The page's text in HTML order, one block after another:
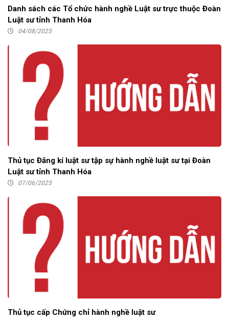
Danh sách các Tổ chức hành nghề Luật sư trực thuộc Đoàn
Luật sư tỉnh Thanh Hóa
04/08/2025
Thủ tục Đăng kí luật sư tập sự hành nghề luật sư tại Đoàn
Luật sư tỉnh Thanh Hóa
07/06/2025
Thủ tục cấp Chứng chỉ hành nghề luật sư